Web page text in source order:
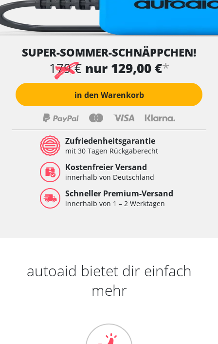
SUPER-SOMMER-SCHNÄPPCHEN!
179 € nur 129,00 €*
in den Warenkorb
Zufriedenheitsgarantie
mit 30 Tagen Rückgaberecht
Kostenfreier Versand
innerhalb von Deutschland
Schneller Premium-Versand
innerhalb von 1 – 2 Werktagen
autoaid bietet dir einfach
mehr